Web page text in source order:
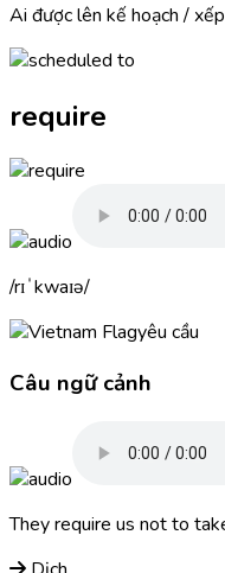
Ai được lên kế hoạch /
require
rɪˈkwaɪə
yêu cầu
Câu ngữ cảnh
Theyrequire us not to